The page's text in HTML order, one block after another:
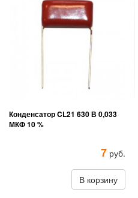
Конденсатор CL21 630 В 0,033
МКФ 10 %
7 руб.
В корзину